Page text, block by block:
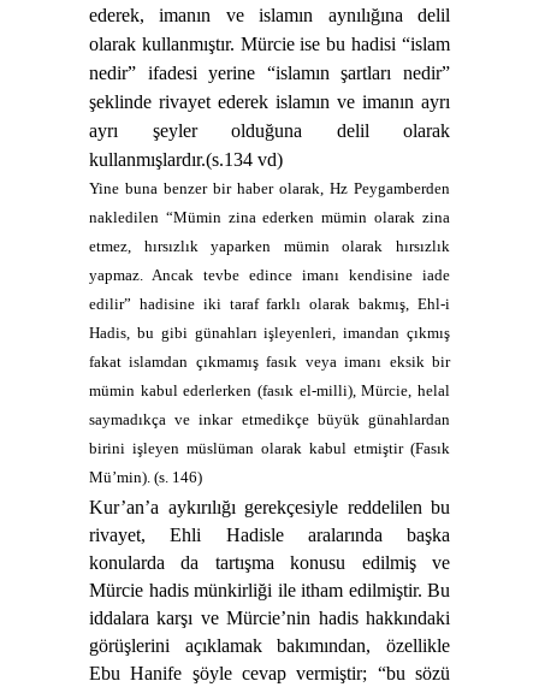
ederek, imanın ve islamın aynılığına delil
olarak kullanmıştır. Mürcie ise bu hadisi “islam
nedir” ifadesi yerine “islamın şartları nedir”
şeklinde rivayet ederek islamın ve imanın ayrı
ayrı şeyler olduğuna delil olarak
kullanmışlardır.(s.134 vd)
Yine buna benzer bir haber olarak, Hz Peygamberden
nakledilen “Mümin zina ederken mümin olarak zina
etmez, hırsızlık yaparken mümin olarak hırsızlık
yapmaz. Ancak tevbe edince imanı kendisine iade
edilir” hadisine iki taraf farklı olarak bakmış, Ehl-i
Hadis, bu gibi günahları işleyenleri, imandan çıkmış
fakat islamdan çıkmamış fasık veya imanı eksik bir
mümin kabul ederlerken (fasık el-milli), Mürcie, helal
saymadıkça ve inkar etmedikçe büyük günahlardan
birini işleyen müslüman olarak kabul etmiştir (Fasık
Mü’min). (s. 146)
Kur’an’a aykırılığı gerekçesiyle reddelilen bu
rivayet, Ehli Hadisle aralarında başka
konularda da tartışma konusu edilmiş ve
Mürcie hadis münkirliği ile itham edilmiştir. Bu
iddalara karşı ve Mürcie’nin hadis hakkındaki
görüşlerini açıklamak bakımından, özellikle
Ebu Hanife şöyle cevap vermiştir; “bu sözü